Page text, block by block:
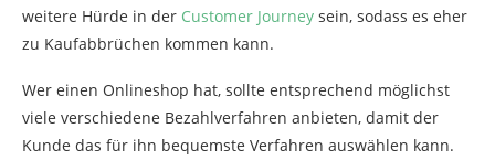
weitere Hürde in der Customer Journey sein, sodass es eher
zu Kaufabbrüchen kommen kann.
Wer einen Onlineshop hat, sollte entsprechend möglichst
viele verschiedene Bezahlverfahren anbieten, damit der
Kunde das für ihn bequemste Verfahren auswählen kann.